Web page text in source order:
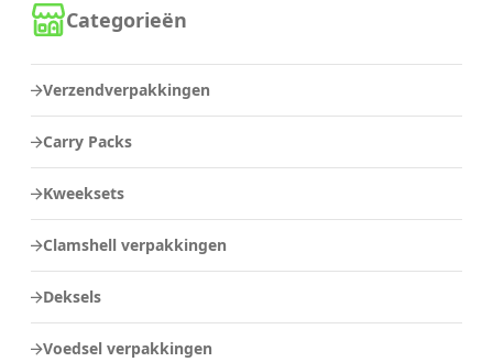
Categorieën
Verzendverpakkingen
Carry Packs
Kweeksets
Clamshell verpakkingen
Deksels
Voedsel verpakkingen